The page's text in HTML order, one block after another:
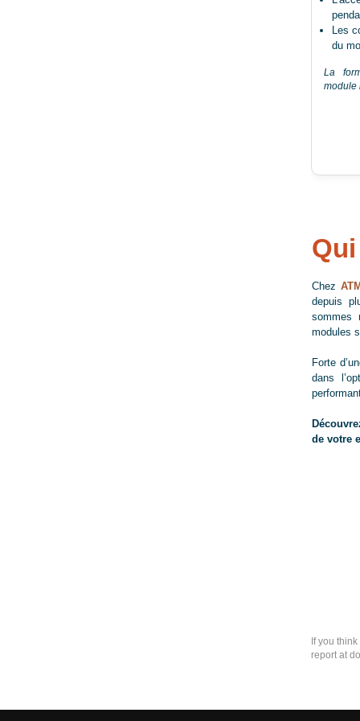
Les
du
La
module
Chez
depuis
sommes
modules
Forte
dans
de votre
If you
report at